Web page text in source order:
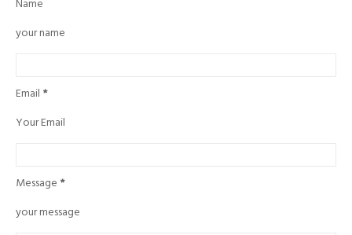
Name
your name
Email *
Your Email
Message *
your message